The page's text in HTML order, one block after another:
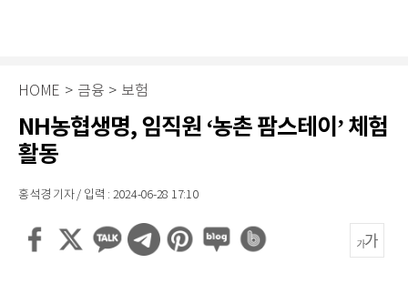
HOME > 금융 > 보험
NH농협생명, 임직원 ‘농촌 팜스테이’ 체험
활동
홍석경 기자 / 입력 : 2024-06-28 17:10